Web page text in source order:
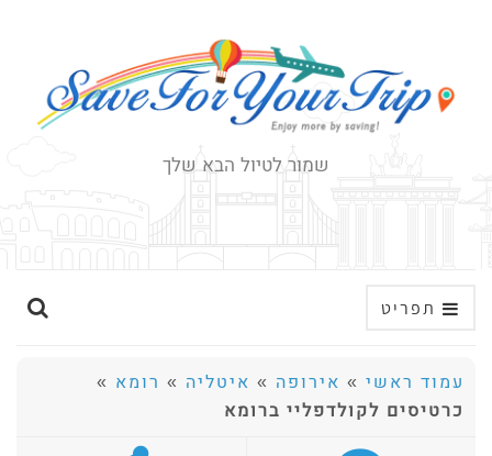
שמור לטיול הבא שלך
תפריט
ה
עמוד ראשי » אירופה » איטליה » רומא »
כרטיסים לקולדפליי ברומא